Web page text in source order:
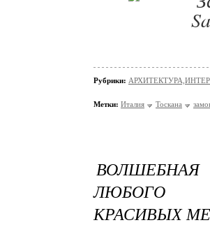
Рубрики:
Метки: Италия Тоскана
ЛЮБОГО
КРАСИВЫХ